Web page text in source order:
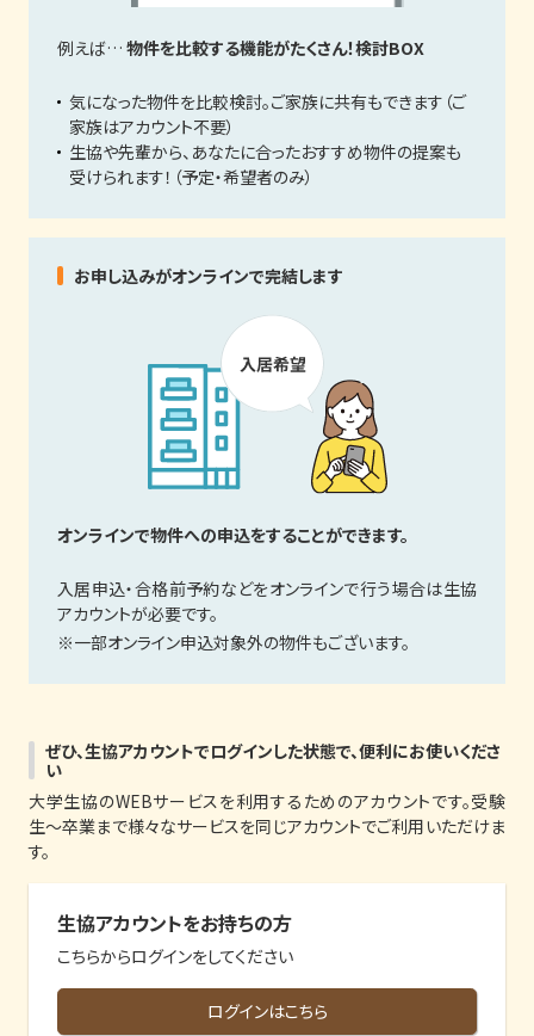
例えば… 物件を比較する機能がたくさん！検討BOX
気になった物件を比較検討。ご家族に共有もできます（ご
家族はアカウント不要）
生協や先輩から、あなたに合ったおすすめ物件の提案も
受けられます！（予定・希望者のみ）
お申し込みがオンラインで完結します
オンラインで物件への申込をすることができます。
入居申込・合格前予約などをオンラインで行う場合は生協
アカウントが必要です。
※一部オンライン申込対象外の物件もございます。
ぜひ、生協アカウントでログインした状態で、便利にお使いくださ
い
大学生協のWEBサービスを利用するためのアカウントです。受験
生〜卒業まで様々なサービスを同じアカウントでご利用いただけま
す。
生協アカウントをお持ちの方
こちらからログインをしてください
ログインはこちら